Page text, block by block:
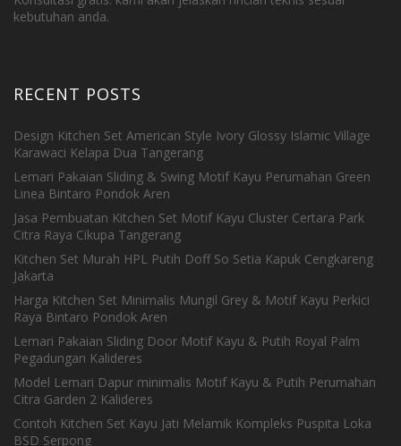
kebutuhan anda.
RECENT POSTS
Design Kitchen Set American Style Ivory Glossy Islamic Village
Karawaci Kelapa Dua Tangerang
Lemari Pakaian Sliding & Swing Motif Kayu Perumahan Green
Linea Bintaro Pondok Aren
Jasa Pembuatan Kitchen Set Motif Kayu Cluster Certara Park
Citra Raya Cikupa Tangerang
Kitchen Set Murah HPL Putih Doff So Setia Kapuk Cengkareng
Jakarta
Harga Kitchen Set Minimalis Mungil Grey & Motif Kayu Perkici
Raya Bintaro Pondok Aren
Lemari Pakaian Sliding Door Motif Kayu & Putih Royal Palm
Pegadungan Kalideres
Model Lemari Dapur minimalis Motif Kayu & Putih Perumahan
Citra Garden 2 Kalideres
Contoh Kitchen Set Kayu Jati Melamik Kompleks Puspita Loka
BSD Serpong